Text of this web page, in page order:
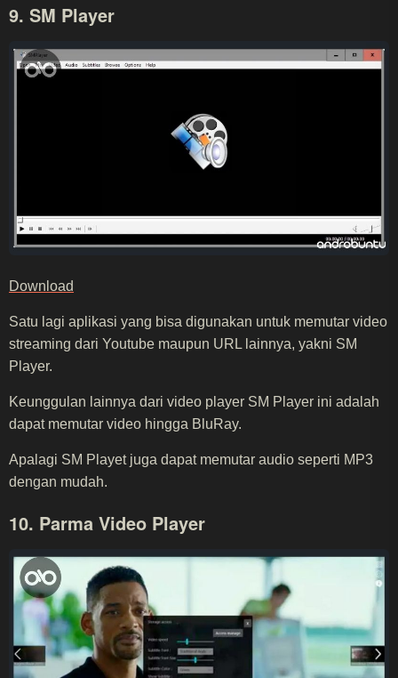
9. SM Player
Download
Satu lagi aplikasi yang bisa digunakan untuk memutar video
streaming dari Youtube maupun URL lainnya, yakni SM
Player.
Keunggulan lainnya dari video player SM Player ini adalah
dapat memutar video hingga BluRay.
Apalagi SM Playet juga dapat memutar audio seperti MP3
dengan mudah.
10. Parma Video Player